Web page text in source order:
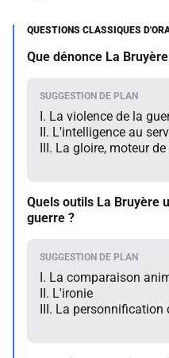
Que dénonce La
I. La violence de la
II. L'intelligence au
III. La gloire, moteur
Quels outils La Bruyère
guerre ?
I. La comparaison
II. L'ironie
III. La personnification